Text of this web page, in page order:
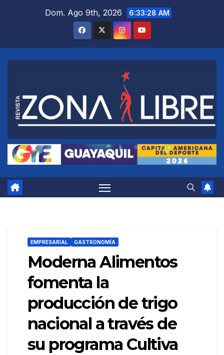
Dom. Ago 9th, 2026 6:33:29 AM
EMPRESARIAL GASTRONOMÍA
Moderna Alimentos
fomenta la
producción de trigo
nacional a través de
su programa Cultiva